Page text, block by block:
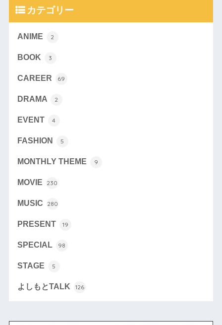
カテゴリー
ANIME 2
BOOK 3
CAREER 69
DRAMA 2
EVENT 4
FASHION 5
MONTHLY THEME 9
MOVIE 230
MUSIC 280
PRESENT 19
SPECIAL 98
STAGE 5
よしもとTALK 126